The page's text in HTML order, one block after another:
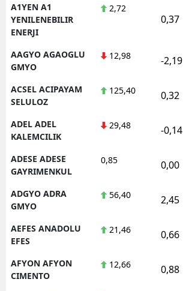
A1YEN A1
YENILENEBILIR
ENERJI
2,72
0,37
AAGYO AGAOGLU
GMYO
12,98 -2,19
ACSEL ACIPAYAM
SELULOZ
125,40 0,32
ADEL ADEL
KALEMCILIK
29,48 -0,14
ADESE ADESE
GAYRIMENKUL
0,85 0,00
ADGYO ADRA
GMYO
56,40 2,45
AEFES ANADOLU
EFES
21,46 0,66
AFYON AFYON
CIMENTO
12,66 0,88